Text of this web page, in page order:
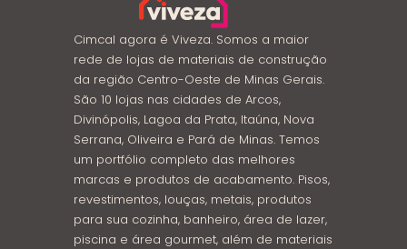
Cimcal agora é Viveza. Somos a maior
rede de lojas de materiais de construção
da região Centro-Oeste de Minas Gerais.
São 10 lojas nas cidades de Arcos,
Divinópolis, Lagoa da Prata, Itaúna, Nova
Serrana, Oliveira e Pará de Minas. Temos
um portfólio completo das melhores
marcas e produtos de acabamento. Pisos,
revestimentos, louças, metais, produtos
para sua cozinha, banheiro, área de lazer,
piscina e área gourmet, além de materiais